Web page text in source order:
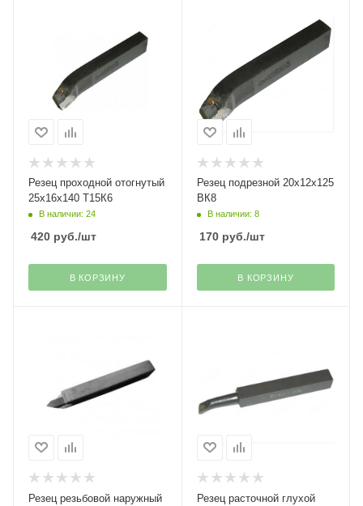
Резец проходной отогнутый
25х16х140 Т15К6
В наличии: 24
420 руб./шт
В КОРЗИНУ
Резец подрезной 20х12х125
ВК8
В наличии: 8
170руб./шт
В КОРЗИНУ
Резец резьбовой наружный
Резец расточной глухой